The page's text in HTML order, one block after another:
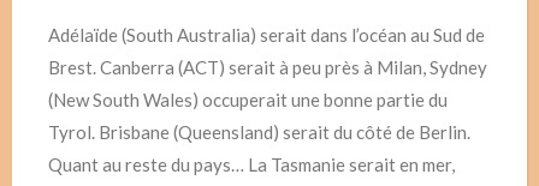
Adélaïde (South Australia) serait dans l’océan au Sud de
Brest. Canberra (ACT) serait à peu près à Milan, Sydney
(New South Wales) occuperait une bonne partie du
Tyrol. Brisbane (Queensland) serait du côté de Berlin.
Quant au reste du pays… La Tasmanie serait en mer,